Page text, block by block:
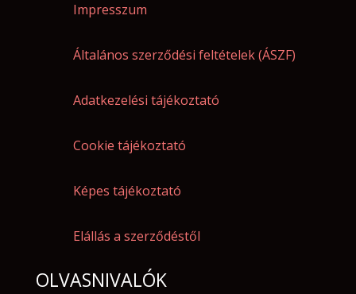
Impresszum
Általános szerződési feltételek (ÁSZF)
Adatkezelési tájékoztató
Cookie tájékoztató
Képes tájékoztató
Elállás a szerződéstől
OLVASNIVALÓK